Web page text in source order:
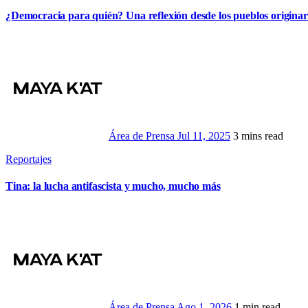
¿Democracia para quién? Una reflexión desde los pueblos
Área de Prensa Jul 11, 2025 3 mins read
Reportajes
Tina: la lucha antifascista y mucho, mucho más